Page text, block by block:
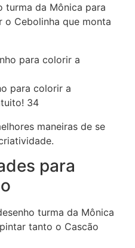
turma da Mônica para
o Cebolinha que monta
para colorir a
34
maneiras de se
para
turma da Mônica
tanto o Cascão